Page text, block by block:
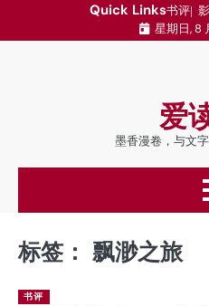
Quick Links书评
星期日, 8
爱
墨香漫卷，与文
标签： 飘渺之旅
书评